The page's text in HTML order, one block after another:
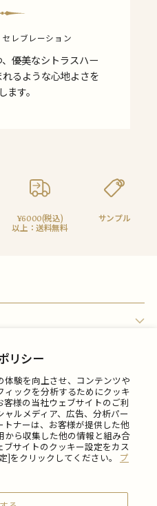
リシー
体験を向上させ、コンテンツや
ィックを分析するためにクッキ
様の当社ウェブサイトのご利
ルメディア、広告、分析パー
トナーは、お客様が提供した他
から収集した他の情報と組み合
ブサイトのクッキー設定をカス
]をクリックしてください。 プ
レブレーション
優美なシトラスハー
るような心地よさを
ます。
¥6000(税込)
以上：送料無料
サンプル